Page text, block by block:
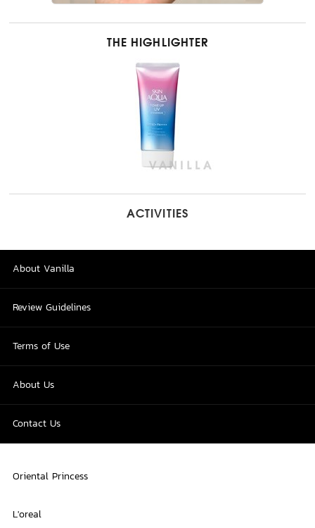
THE HIGHLIGHTER
ACTIVITIES
About Vanilla
Review Guidelines
Terms of Use
About Us
Contact Us
Oriental Princess
L'oreal